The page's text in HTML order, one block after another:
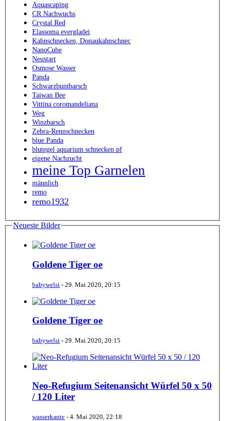
Aquascaping
CR Nachwuchs
Crystal Red
Elassoma evergladei
Kahnschnecken, Donaukahnschnec
NanoCube
Neustart
Osmose Wasser
Panda
Schwarzbuntbarsch
Taiwan Bee
Vittina coromandeliana
Weg
Winzbarsch
Zebra-Rennschnecken
blue Panda
blutegel aquarium schnecken pf
eigene Nachzucht
meine Top Garnelen
männlich
remo
remo1932
Neueste Bilder
Goldene Tiger oe
babywelsi - 29. Mai 2020, 20:15
Goldene Tiger oe
babywelsi - 29. Mai 2020, 20:15
Neo-Refugium Seitenansicht Würfel 50 x 50
/ 120 Liter
wasserkante - 4. Mai 2020, 22:18